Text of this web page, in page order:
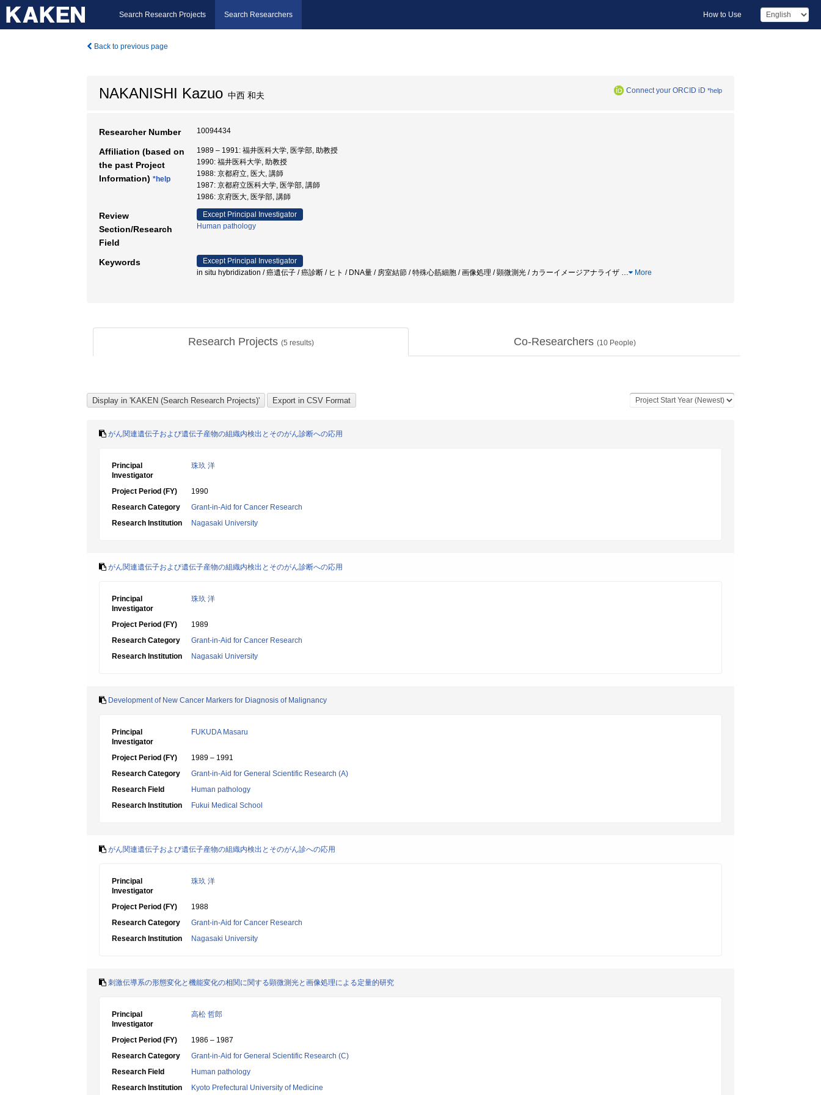
Search Research Projects Search Researchers How to Use
Back to previous page
NAKANISHI Kazuo 中西 和夫 Connect your ORCID iD *help
Researcher Number 10094434
Affiliation (based on
the past Project
Information) *help
1989 – 1991: 福井医科大学, 医学部, 助教授
1990: 福井医科大学, 助教授
1988: 京都府立, 医大, 講師
1987: 京都府立医科大学, 医学部, 講師
1986: 京府医大, 医学部, 講師
Review
Section/Research
Field
Except Principal Investigator
Human pathology
Keywords
Except Principal Investigator
in situ hybridization / 癌遺伝子 / 癌診断 / ヒト / DNA量 / 房室結節 / 特殊心筋細胞 / 画像処理 / 顕微測光 / カラーイメージアナライザ … More
Research Projects (5 results) Co-Researchers (10People)
がん関連遺伝子および遺伝子産物の組織内検出とそのがん診断への応用
Principal
Investigator
珠玖 洋
Project Period (FY)
1990
Research Category
Grant-in-Aid for Cancer Research
Research Institution
Nagasaki University
がん関連遺伝子および遺伝子産物の組織内検出とそのがん診断への応用
Principal
Investigator
珠玖 洋
Project Period (FY)
1989
Research Category
Grant-in-Aid for Cancer Research
Research Institution
Nagasaki University
Development of New Cancer Markers for Diagnosis of Malignancy
Principal
Investigator
FUKUDA Masaru
Project Period (FY)
1989 – 1991
Research Category
Grant-in-Aid for General Scientific Research (A)
Research Field
Human pathology
Research Institution
Fukui Medical School
がん関連遺伝子および遺伝子産物の組織内検出とそのがん診への応用
Principal
Investigator
珠玖 洋
Project Period (FY)
1988
Research Category
Grant-in-Aid for Cancer Research
Research Institution
Nagasaki University
刺激伝導系の形態変化と機能変化の相関に関する顕微測光と画像処理による定量的研究
Principal
Investigator
高松 哲郎
Project Period (FY)
1986 – 1987
Research Category
Grant-in-Aid for General Scientific Research (C)
Research Field
Human pathology
Research Institution
Kyoto Prefectural University of Medicine